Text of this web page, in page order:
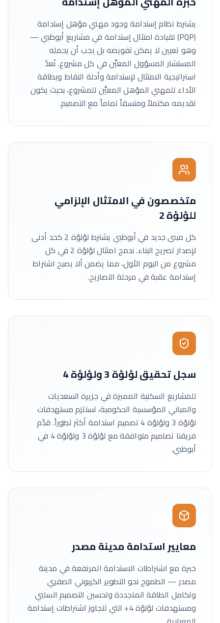
يشترط نظام إستدامة وجود مهني مؤهل إستدامة
(PQP) لقيادة امتثال إستدامة في مشاريع أبوظبي —
وهو تعيين لا يمكن تفويضه بل يجب أن يحمله
المستشار المسؤول المعيَّن في كل مشروع. نُعدّ
استراتيجية الامتثال لإستدامة وأدلة النقاط وبطاقة
الأداء للمهني المؤهل المعيَّن للمشروع، بحيث يكون
تقديمه مكتملاً ومتسقاً تماماً مع التصميم.
متخصصون في الامتثال الإلزامي
للؤلؤة 2
كل مبنى جديد في أبوظبي يشترط لؤلؤة 2 كحد أدنى
لإصدار تصريح البناء. ندمج امتثال لؤلؤة 2 في كل
مشروع من اليوم الأول، مما يضمن ألا يصبح اشتراط
إستدامة عقبة في مرحلة التصاريح.
سجل تحقيق لؤلؤة 3 ولؤلؤة 4
للمشاريع السكنية المميزة في جزيرة السعديات
والمباني المؤسسية الحكومية، تستلزم مستهدفات
لؤلؤة 3 ولؤلؤة 4 تصميم استدامة أكثر تطوراً. قدّم
فريقنا تصاميم متوافقة مع لؤلؤة 3 ولؤلؤة 4 في
أبوظبي.
معايير استدامة مدينة مصدر
خبرة مع اشتراطات الاستدامة المرتفعة في مدينة
مصدر — الطموح نحو التطوير الكربوني الصفري
وتكامل الطاقة المتجددة وتحسين التصميم السلبي
ومستهدفات لؤلؤة 4+ التي تتجاوز اشتراطات إستدامة